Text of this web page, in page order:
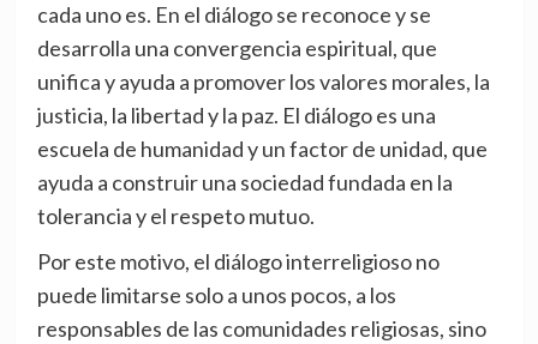
cada uno es. En el diálogo se reconoce y se
desarrolla una convergencia espiritual, que
unifica y ayuda a promover los valores morales, la
justicia, la libertad y la paz. El diálogo es una
escuela de humanidad y un factor de unidad, que
ayuda a construir una sociedad fundada en la
tolerancia y el respeto mutuo.
Por este motivo, el diálogo interreligioso no
puede limitarse solo a unos pocos, a los
responsables de las comunidades religiosas, sino